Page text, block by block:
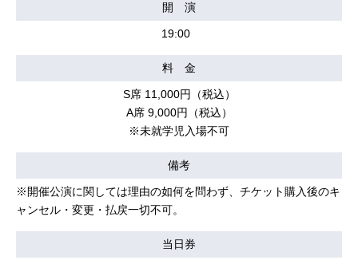
開 演
19:00
料 金
S席 11,000円（税込）
A席 9,000円（税込）
※未就学児入場不可
備考
※開催公演に関しては理由の如何を問わず、チケット購入後のキ
ャンセル・変更・払戻一切不可。
当日券